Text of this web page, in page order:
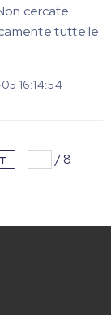
cercate
tutte le
16:14:54
/8